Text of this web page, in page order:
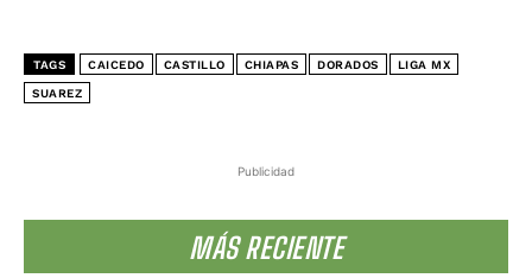
Publicidad
MÁS RECIENTE
TAGS CAICEDO CASTILLO CHIAPAS DORADOS LIGA MX
SUAREZ